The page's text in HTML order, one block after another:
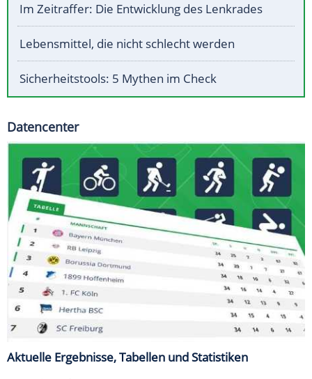
Im Zeitraffer: Die Entwicklung des Lenkrades
Lebensmittel, die nicht schlecht werden
Sicherheitstools: 5 Mythen im Check
Datencenter
Aktuelle Ergebnisse, Tabellen und Statistiken